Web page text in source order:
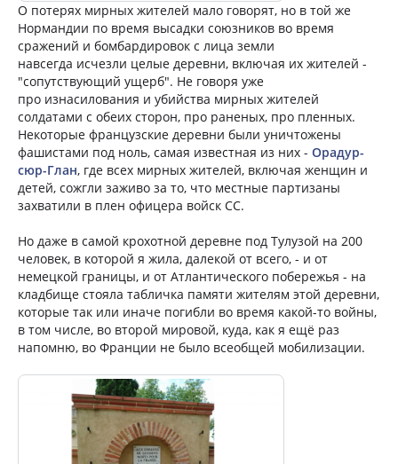
О потерях мирных жителей мало говорят, но в той же
Нормандии по время высадки союзников во время
сражений и бомбардировок с лица земли
навсегда исчезли целые деревни, включая их жителей -
"сопутствующий ущерб". Не говоря уже
про изнасилования и убийства мирных жителей
солдатами с обеих сторон, про раненых, про пленных.
Некоторые французские деревни были уничтожены
фашистами под ноль, самая известная из них - Орадур-
сюр-Глан, где всех мирных жителей, включая женщин и
детей, сожгли заживо за то, что местные партизаны
захватили в плен офицера войск СС.
Но даже в самой крохотной деревне под Тулузой на 200
человек, в которой я жила, далекой от всего, - и от
немецкой границы, и от Атлантического побережья - на
кладбище стояла табличка памяти жителям этой деревни,
которые так или иначе погибли во время какой-то войны,
в том числе, во второй мировой, куда, как я ещё раз
напомню, во Франции не было всеобщей мобилизации.